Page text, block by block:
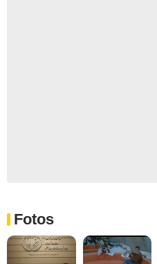
Fotos